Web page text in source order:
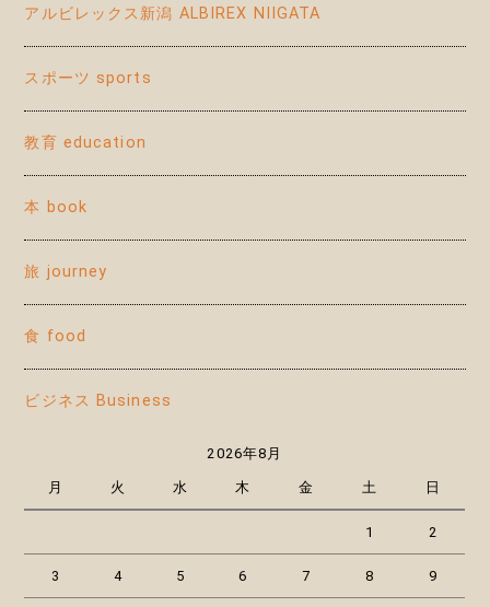
アルビレックス新潟 ALBIREX NIIGATA
スポーツ sports
教育 education
本 book
旅 journey
食 food
ビジネス Business
2026年8月
月 火 水 木 金 土 日
1 2
3 4 5 6 7 8 9